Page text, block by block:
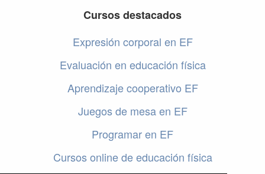
Cursos destacados
Expresión corporal en EF
Evaluación en educación física
Aprendizaje cooperativo EF
Juegos de mesa en EF
Programar en EF
Cursos online de educación física